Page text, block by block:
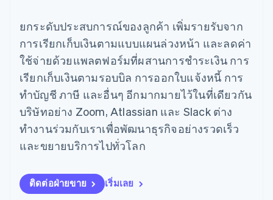
รายการ
Authorization
Boost
ยกระดับการ
ยอมรับการ
ชำระเงิน
Link
การชำระเงินที่
รวดเร็วขึ้น
อัตโนมัติ
Revenue
Recognition
ระบบ
อัตโนมัติ
สำหรับการ
ทำบัญชี
Stripe
Sigma
รายงานที่
ออกแบบเอง
Data
Pipeline
การซิงค์
แพลตฟอร์ม
SaaS
ตามอุตสาหกรรม
บริษัท AI
แวดวงครีเอเตอร์
เกม
การบริการ การเดินทาง
และสันทนาการ
สื่อและความบันเทิง
องค์กรไม่แสวงผลกำไร
บริการเฉพาะทาง
การใช้งาน
ออกบัตรที่มีสเตเบิลคอยน์
รองรับอยู่
จัดเตรียมและจัดการ
บริการด้วยเอเจนต์
แหล่งข้อมูล
การเชื่อมต่อการทำงาน
แอป
บล็อกของนักพัฒนา
สถานะ API
แผนงานผลิตภัณฑ์
การประชุมประจำปีแบบ
เซสชัน
ตำแหน่งงาน
ห้องข่าว
Stripe Press
การติดต่อ
ติดต่อฝ่ายขาย
ยกระดับประสบการณ์ของลูกค้า เพิ่มรายรับจาก
การเรียกเก็บเงินตามแบบแผนล่วงหน้า และลดค่า
ใช้จ่ายด้วยแพลตฟอร์มที่ผสานการชำระเงิน การ
เรียกเก็บเงินตามรอบบิล การออกใบแจ้งหนี้ การ
ทำบัญชี ภาษี และอื่นๆ อีกมากมายไว้ในที่เดียวกัน
บริษัทอย่าง Zoom, Atlassian และ Slack ต่าง
ทำงานร่วมกับเราเพื่อพัฒนาธุรกิจอย่างรวดเร็ว
และขยายบริการไปทั่วโลก
ติดต่อฝ่ายขาย เริ่มเลย